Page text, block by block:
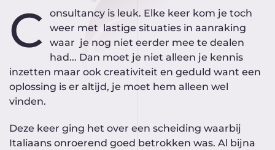
C
onsultancy is leuk. Elke keer kom je toch
weer met lastige situaties in aanraking
waar je nog niet eerder mee te dealen
had... Dan moet je niet alleen je kennis
inzetten maar ook creativiteit en geduld want een
oplossing is er altijd, je moet hem alleen wel
vinden.
Deze keer ging het over een scheiding waarbij
Italiaans onroerend goed betrokken was. Al bijna